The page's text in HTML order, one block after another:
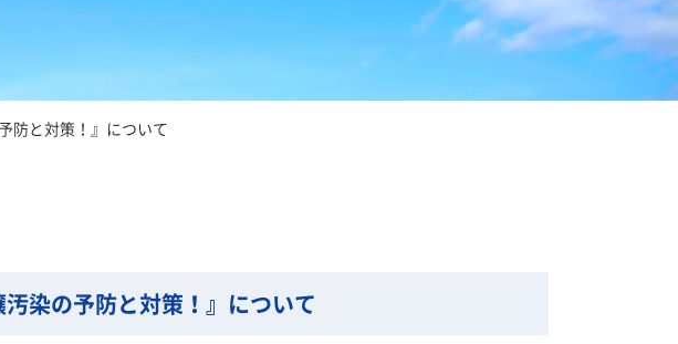
防と対策！』について
染の予防と対策！』について